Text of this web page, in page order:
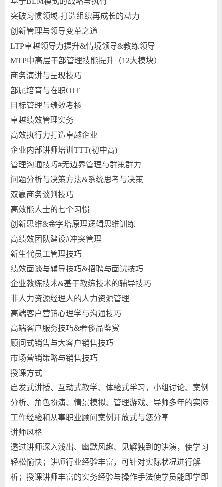
突破习惯领域-打造组织再成长的动力
创新管理与领导变革之道
LTP卓越领导力提升&情境领导&教练领导
MTP中高层干部管理技能提升（12大模块）
商务演讲与呈现技巧
部属培育与在职OJT
目标管理与绩效考核
卓越绩效管理实务
高效执行力打造卓越企业
企业内部讲师培训TTT(初中高)
管理沟通技巧#无边界管理与群策群力
问题分析与决策方法&系统思考与决策
双赢商务谈判技巧
高效能人士的七个习惯
创新思维&金字塔原理逻辑思维训练
高绩效团队建设#冲突管理
新生代员工管理技巧
绩效面谈与辅导技巧&招聘与面试技巧
企业教练技术&基于教练技术的辅导技巧
非人力资源经理人的人力资源管理
高端客户营销心理学与沟通技巧
高端客户服务技巧&奢侈品鉴赏
顾问式销售与大客户销售技巧
市场营销策略与销售技巧
授课方式
启发式讲授、互动式教学、体验式学习，小组讨论、案例
分析、角色扮演、情景模拟、管理游戏、导师多年的实际
工作经验和从事职业顾问案例开放式与您分享
讲师风格
透过讲师深入浅出、幽默风趣、见解独到的讲演，使学习
轻松愉快；讲师行业经验丰富，可针对实际状况进行解
析；授课讲师丰富的实务经验与操作手法使学员能即学即